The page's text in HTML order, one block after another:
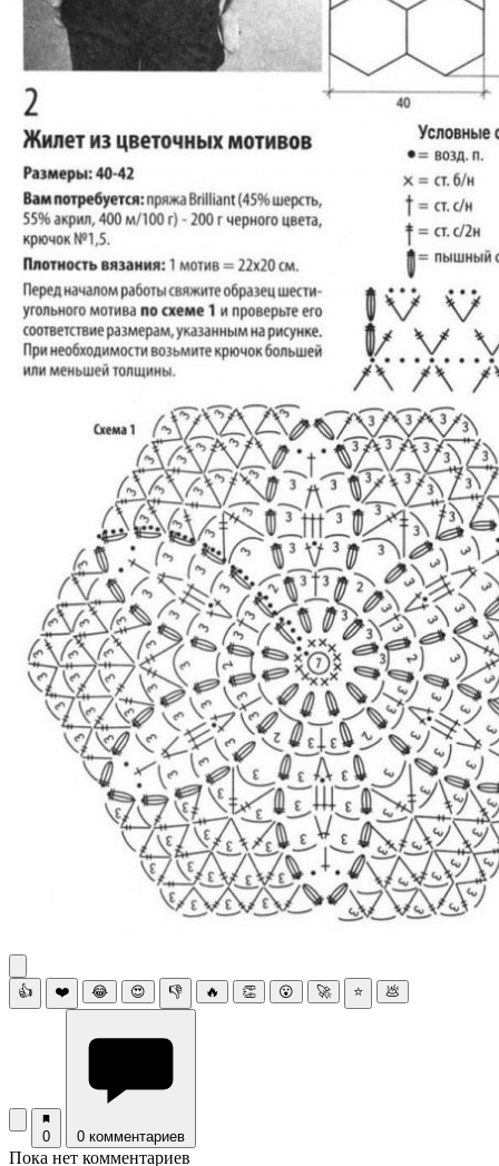
👍 ❤️ 😂 😍 👎 🔥 👏 😮 🚀 ⭐ 💩
0 0 комментариев
Пока нет комментариев